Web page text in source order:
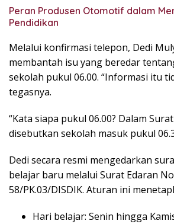
Peran Produsen Otomotif dalam
Pendidikan
Melalui konfirmasi telepon, Dedi
membantah isu yang beredar
sekolah pukul 06.00. “Informasi itu
tegasnya.
“Kata siapa pukul 06.00? Dalam
disebutkan sekolah masuk pukul
Dedi secara resmi mengedarkan
belajar baru melalui Surat Edaran
58/PK.03/DISDIK. Aturan ini
Hari belajar: Senin hingga